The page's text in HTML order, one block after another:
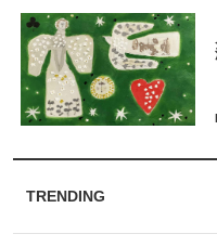
TRENDING